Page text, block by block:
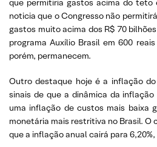
que permitiria gastos acima do teto
noticia que o Congresso não
gastos muito acima dos R$ 70
programa Auxílio Brasil em 600
porém, permanecem.
Outro destaque hoje é a inflação do
sinais de que a dinâmica da
uma inflação de custos mais baixa
monetária mais restritiva no Brasil. O
que a inflação anual cairá para